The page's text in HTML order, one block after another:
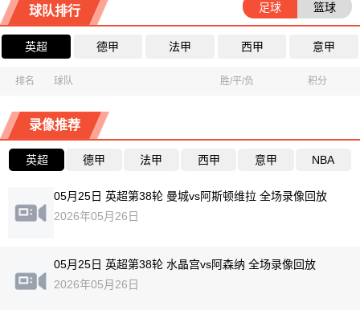
球队排行 足球 篮球
英超 德甲 法甲 西甲 意甲
排名 球队 胜/平/负 积分
录像推荐
英超 德甲 法甲 西甲 意甲 NBA
05月25日 英超第38轮 曼城vs阿斯顿维拉 全场录像回放
2026年05月26日
05月25日 英超第38轮 水晶宫vs阿森纳 全场录像回放
2026年05月26日